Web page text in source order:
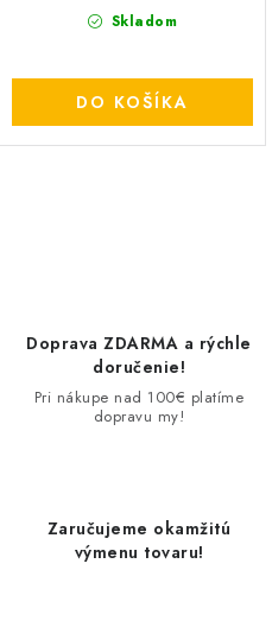
Skladom
DO KOŠÍKA
Doprava ZDARMA a rýchle
doručenie!
Pri nákupe nad 100€ platíme
dopravu my!
Zaručujeme okamžitú
výmenu tovaru!